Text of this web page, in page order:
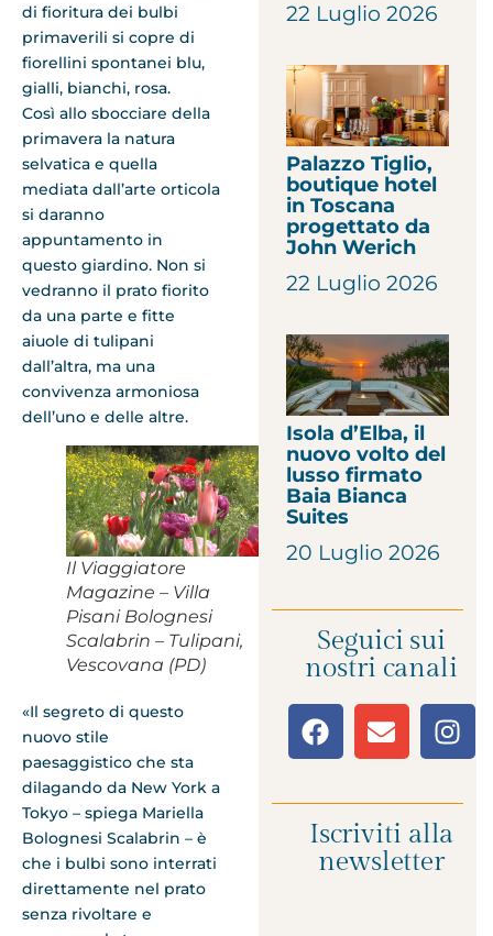
di fioritura dei bulbi
primaverili si copre di
fiorellini spontanei blu,
gialli, bianchi, rosa.
Così allo sbocciare della
primavera la natura
selvatica e quella
mediata dall’arte orticola
si daranno
appuntamento in
questo giardino. Non si
vedranno il prato fiorito
da una parte e fitte
aiuole di tulipani
dall’altra, ma una
convivenza armoniosa
dell’uno e delle altre.
Il Viaggiatore
Magazine – Villa
Pisani Bolognesi
Scalabrin – Tulipani,
Vescovana (PD)
«Il segreto di questo
nuovo stile
paesaggistico che sta
dilagando da New York a
Tokyo – spiega Mariella
Bolognesi Scalabrin – è
che i bulbi sono interrati
direttamente nel prato
senza rivoltare e
22 Luglio 2026
Palazzo Tiglio,
boutique hotel
in Toscana
progettato da
John Werich
22 Luglio 2026
Isola d’Elba, il
nuovo volto del
lusso firmato
Baia Bianca
Suites
20 Luglio 2026
Seguici sui
nostri canali
Iscriviti alla
newsletter